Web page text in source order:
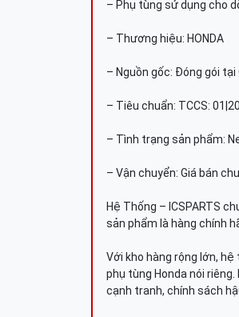
– Phụ tùng sử dụng cho
– Thương hiệu: HONDA
– Nguồn gốc: Đóng gói
– Tiêu chuẩn: TCCS:
– Tình trạng sản phẩm:
– Vận chuyển: Giá bán
Hệ Thống – ICSPARTS
sản phẩm là hàng chính
Với kho hàng rộng lớn,
phụ tùng Honda nói
cạnh tranh, chính sách